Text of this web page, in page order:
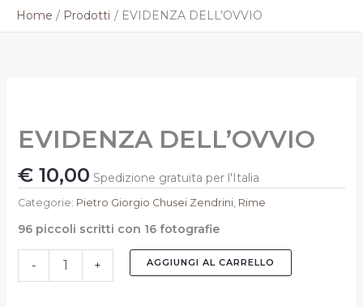
Home Prodotti EVIDENZA DELL’OVVIO
EVIDENZA DELL’OVVIO
€10,00 Spedizione gratuita per l'Italia
Categorie: Pietro Giorgio Chusei Zendrini, Rime
96 piccoli scritti con 16 fotografie
- + AGGIUNGI AL CARRELLO